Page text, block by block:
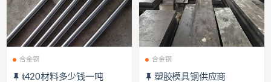
合金钢
t420材料多少钱一吨
合金钢
塑胶模具钢供应商